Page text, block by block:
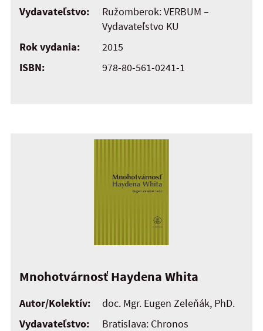
Vydavateľstvo:
Ružomberok: VERBUM –
Vydavateľstvo KU
Rok vydania:
2015
ISBN:
978-80-561-0241-1
Mnohotvárnosť Haydena Whita
Autor/Kolektív:
doc. Mgr. Eugen Zeleňák, PhD.
Vydavateľstvo:
Bratislava: Chronos